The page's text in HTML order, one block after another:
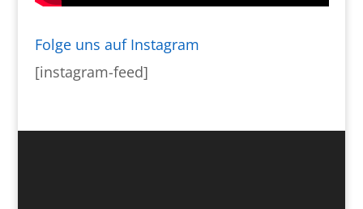
Folge uns auf Instagram
[instagram-feed]